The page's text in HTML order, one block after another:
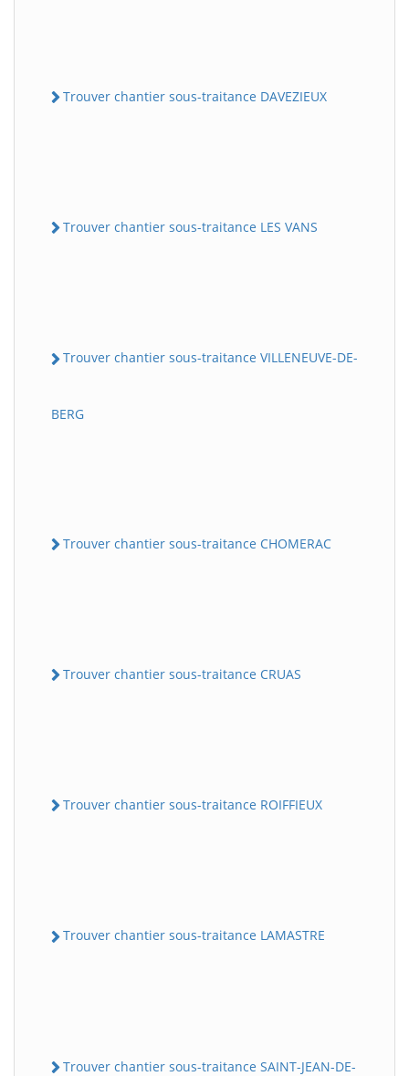
Trouver chantier sous-traitance DAVEZIEUX
Trouver chantier sous-traitance LES VANS
Trouver chantier sous-traitance VILLENEUVE-DE-
BERG
Trouver chantier sous-traitance CHOMERAC
Trouver chantier sous-traitance CRUAS
Trouver chantier sous-traitance ROIFFIEUX
Trouver chantier sous-traitance LAMASTRE
Trouver chantier sous-traitance SAINT-JEAN-DE-